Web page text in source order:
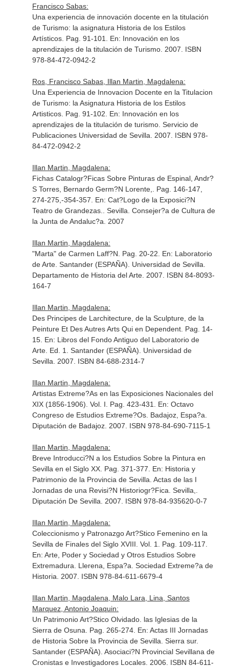
Francisco Sabas:
Una experiencia de innovación docente en la titulación
de Turismo: la asignatura Historia de los Estilos
Artísticos. Pag. 91-101. En: Innovación en los
aprendizajes de la titulación de Turismo. 2007. ISBN
978-84-472-0942-2
Ros, Francisco Sabas, Illan Martin, Magdalena:
Una Experiencia de Innovacion Docente en la Titulacion
de Turismo: la Asignatura Historia de los Estilos
Artisticos. Pag. 91-102. En: Innovación en los
aprendizajes de la titulación de turismo. Servicio de
Publicaciones Universidad de Sevilla. 2007. ISBN 978-
84-472-0942-2
Illan Martin, Magdalena:
Fichas Catalogr?Ficas Sobre Pinturas de Espinal, Andr?
S Torres, Bernardo Germ?N Lorente,. Pag. 146-147,
274-275,-354-357. En: Cat?Logo de la Exposici?N
Teatro de Grandezas.
. Sevilla. Consejer?a de Cultura de
la Junta de Andaluc?a. 2007
Illan Martin, Magdalena:
"Marta" de Carmen Laff?N. Pag. 20-22. En: Laboratorio
de Arte. Santander (ESPAÑA). Universidad de Sevilla.
Departamento de Historia del Arte. 2007. ISBN 84-8093-
164-7
Illan Martin, Magdalena:
Des Principes de Larchitecture, de la Sculpture, de la
Peinture Et Des Autres Arts Qui en Dependent. Pag. 14-
15. En: Libros del Fondo Antiguo del Laboratorio de
Arte. Ed. 1. Santander (ESPAÑA). Universidad de
Sevilla. 2007. ISBN 84-688-2314-7
Illan Martin, Magdalena:
Artistas Extreme?As en las Exposiciones Nacionales del
XIX (1856-1906). Vol. I. Pag. 423-431. En: Octavo
Congreso de Estudios Extreme?Os. Badajoz, Espa?a.
Diputación de Badajoz. 2007. ISBN 978-84-690-7115-1
Illan Martin, Magdalena:
Breve Introducci?N a los Estudios Sobre la Pintura en
Sevilla en el Siglo XX. Pag. 371-377. En: Historia y
Patrimonio de la Provincia de Sevilla. Actas de las I
Jornadas de una Revisi?N Historiogr?Fica . Sevilla,.
Diputación De Sevilla. 2007. ISBN 978-84-935620-0-7
Illan Martin, Magdalena:
Coleccionismo y Patronazgo Art?Stico Femenino en la
Sevilla de Finales del Siglo XVIII. Vol. 1. Pag. 109-117.
En: Arte, Poder y Sociedad y Otros Estudios Sobre
Extremadura . Llerena, Espa?a. Sociedad Extreme?a de
Historia. 2007. ISBN 978-84-611-6679-4
Illan Martin, Magdalena, Malo Lara, Lina, Santos
Marquez, Antonio Joaquin:
Un Patrimonio Art?Stico Olvidado. las Iglesias de la
Sierra de Osuna. Pag. 265-274. En: Actas III Jornadas
de Historia Sobre la Provincia de Sevilla. Sierra sur.
Santander (ESPAÑA). Asociaci?N Provincial Sevillana de
Cronistas e Investigadores Locales. 2006. ISBN 84-611-